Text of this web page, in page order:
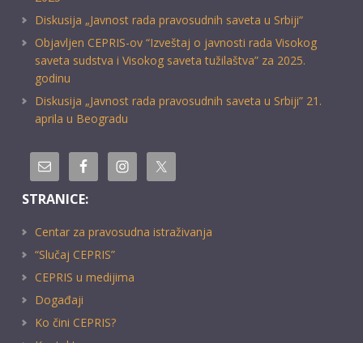
Diskusija „Javnost rada pravosudnih saveta u Srbiji“
Objavljen CEPRIS-ov “Izveštaj o javnosti rada Visokog
saveta sudstva i Visokog saveta tužilaštva” za 2025.
godinu
Diskusija „Javnost rada pravosudnih saveta u Srbiji” 21.
aprila u Beogradu
STRANICE:
Centar za pravosudna istraživanja
“Slučaj CEPRIS”
CEPRIS u medijima
Događaji
Ko čini CEPRIS?